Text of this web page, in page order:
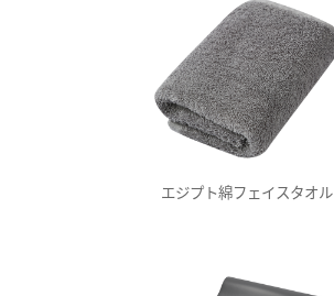
エジプト綿フェイスタオル